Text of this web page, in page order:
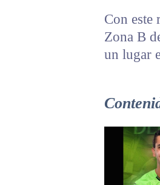
Con este
Zona B
un lugar